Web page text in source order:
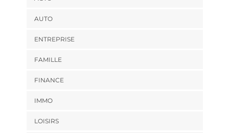
AUTO
ENTREPRISE
FAMILLE
FINANCE
IMMO
LOISIRS